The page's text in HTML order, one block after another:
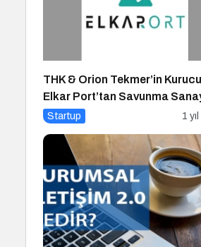
THK & Orion Tekmer’in
Elkar Port’tan Savunma
Atılımı: AET Electronics’e
Startup 1